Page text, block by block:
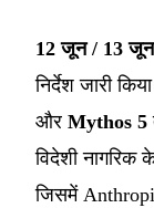
12 जून / 13 जून
निर्देश जारी
और Mythos 5
विदेशी नागरिक
जिसमें